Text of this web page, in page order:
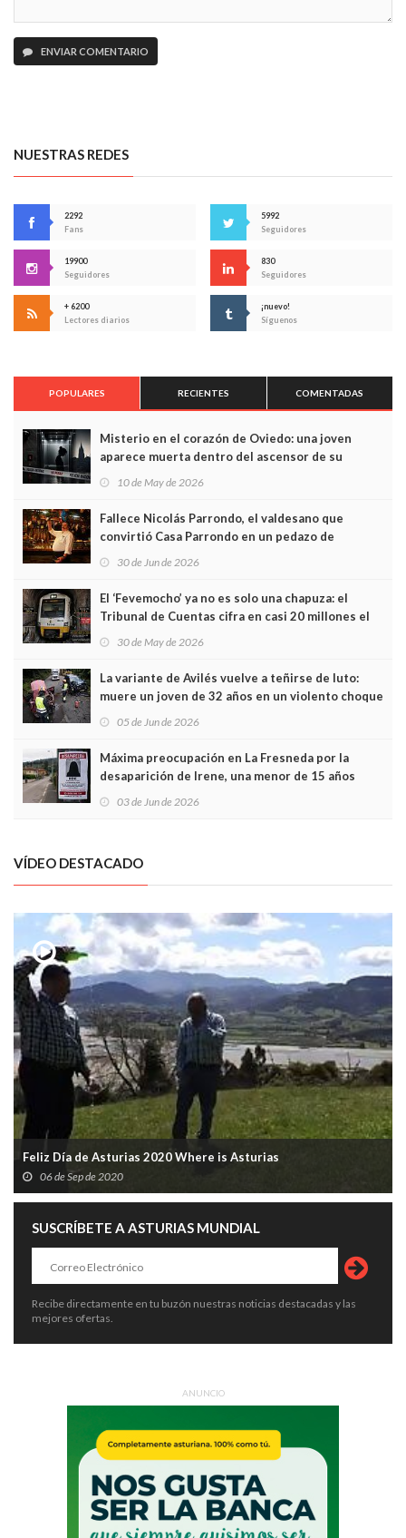
ENVIAR COMENTARIO
NUESTRAS REDES
2292
Fans
5992
Seguidores
19900
Seguidores
830
Seguidores
+ 6200
Lectores diarios
¡nuevo!
Síguenos
POPULARES RECIENTES COMENTADAS
Misterio en el corazón de Oviedo: una joven
aparece muerta dentro del ascensor de su
10 de May de 2026
Fallece Nicolás Parrondo, el valdesano que
convirtió Casa Parrondo en un pedazo de
30 de Jun de 2026
El ‘Fevemocho’ ya no es solo una chapuza: el
Tribunal de Cuentas cifra en casi 20 millones el
30 de May de 2026
La variante de Avilés vuelve a teñirse de luto:
muere un joven de 32 años en un violento choque
05 de Jun de 2026
Máxima preocupación en La Fresneda por la
desaparición de Irene, una menor de 15 años
03 de Jun de 2026
VÍDEO DESTACADO
Feliz Día de Asturias 2020 Where is Asturias
06 de Sep de 2020
SUSCRÍBETE A ASTURIAS MUNDIAL
Recibe directamente en tu buzón nuestras noticias destacadas y las
mejores ofertas.
ANUNCIO